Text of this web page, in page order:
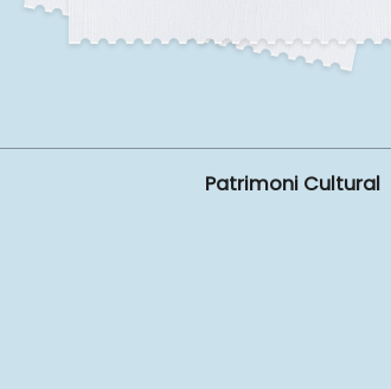
Patrimoni Cultural